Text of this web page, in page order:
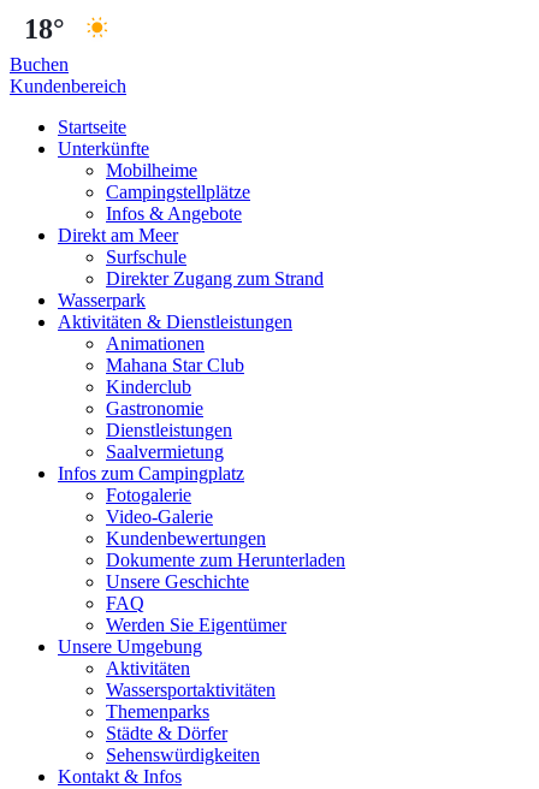
18°
Buchen
Kundenbereich
Startseite
Unterkünfte
Mobilheime
Campingstellplätze
Infos & Angebote
Direkt am Meer
Surfschule
Direkter Zugang zum Strand
Wasserpark
Aktivitäten & Dienstleistungen
Animationen
Mahana Star Club
Kinderclub
Gastronomie
Dienstleistungen
Saalvermietung
Infos zum Campingplatz
Fotogalerie
Video-Galerie
Kundenbewertungen
Dokumente zum Herunterladen
Unsere Geschichte
FAQ
Werden Sie Eigentümer
Unsere Umgebung
Aktivitäten
Wassersportaktivitäten
Themenparks
Städte & Dörfer
Sehenswürdigkeiten
Kontakt & Infos